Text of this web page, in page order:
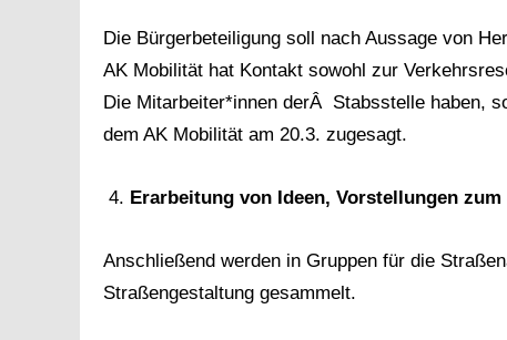
Die Bürgerbeteiligung soll nach Aussage von
AK Mobilität hat Kontakt sowohl zur
Die Mitarbeiter*innen derÂ Stabsstelle haben,
dem AK Mobilität am 20.3. zugesagt.
Erarbeitung von Ideen, Vorstellungen
Anschließend werden in Gruppen für die
Straßengestaltung gesammelt.